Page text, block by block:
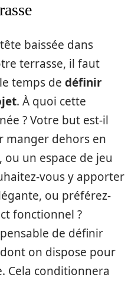
baissée dans
terrasse, il faut
temps de définir
. À quoi cette
? Votre but est-il
manger dehors en
un espace de jeu
vous y apporter
ou préférez-
fonctionnel ?
de définir
on dispose pour
Cela conditionnera